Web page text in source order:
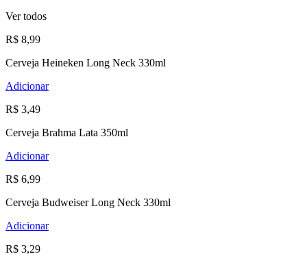
Ver todos
R$ 8,99
Cerveja Heineken Long Neck 330ml
Adicionar
R$ 3,49
Cerveja Brahma Lata 350ml
Adicionar
R$ 6,99
Cerveja Budweiser Long Neck 330ml
Adicionar
R$ 3,29